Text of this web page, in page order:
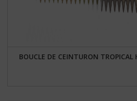
BOUCLE DE CEINTURON TROPICAL